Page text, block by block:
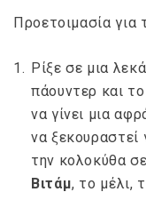
Προετοιμασία για
Ρίξε σε μια
πάουντερ και
να γίνει μια
να ξεκουραστεί
την κολοκύθα
Βιτάμ, το μέλι,